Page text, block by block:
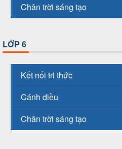
Chân trời sáng tạo
LỚP 6
Kết nối tri thức
Cánh diều
Chân trời sáng tạo